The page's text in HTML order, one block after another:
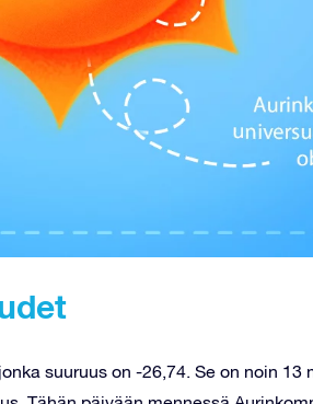
suuruus on -26,74. Se on noin 13